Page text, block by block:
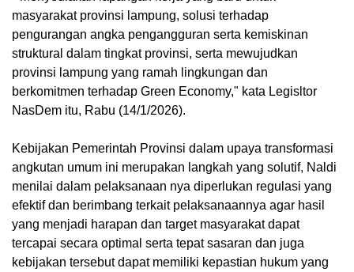
masyarakat provinsi lampung, solusi terhadap
pengurangan angka pengangguran serta kemiskinan
struktural dalam tingkat provinsi, serta mewujudkan
provinsi lampung yang ramah lingkungan dan
berkomitmen terhadap Green Economy," kata Legisltor
NasDem itu, Rabu (14/1/2026).
Kebijakan Pemerintah Provinsi dalam upaya transformasi
angkutan umum ini merupakan langkah yang solutif, Naldi
menilai dalam pelaksanaan nya diperlukan regulasi yang
efektif dan berimbang terkait pelaksanaannya agar hasil
yang menjadi harapan dan target masyarakat dapat
tercapai secara optimal serta tepat sasaran dan juga
kebijakan tersebut dapat memiliki kepastian hukum yang